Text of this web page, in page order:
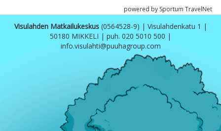
powered by Sportum TravelNet
Visulahden Matkailukeskus(0564528-9) | Visulahdenkatu 1 |
50180 MIKKELI | puh. 020 5010 500 |
info.visulahti@puuhagroup.com